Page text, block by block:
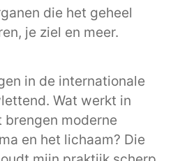
die het geheel
je ziel en meer.
in de internationale
Wat werkt in
brengen moderne
en het lichaam? Die